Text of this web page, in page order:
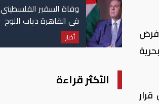
فرض
وفاة السفير الفلسطيني
في القاهرة دياب اللوح
أخبار
الأكثر قراءة